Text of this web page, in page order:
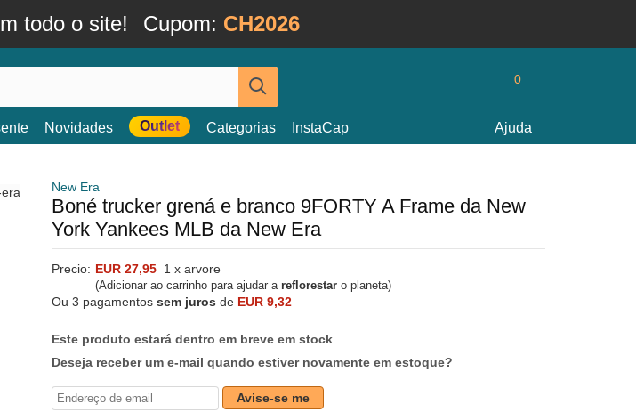
todo o site! Cupom: CH2026
0
Novidades Outlet Categorias InstaCap Ajuda
New Era
Boné trucker grená e branco 9FORTY A Frame da New
York Yankees MLB da New Era
Precio: EUR 27,95 1 x arvore
(Adicionar ao carrinho para ajudar a reflorestar o planeta)
Ou 3 pagamentos sem juros de EUR 9,32
Este produto estará dentro em breve em stock
Deseja receber um e-mail quando estiver novamente em estoque?
Avise-se me